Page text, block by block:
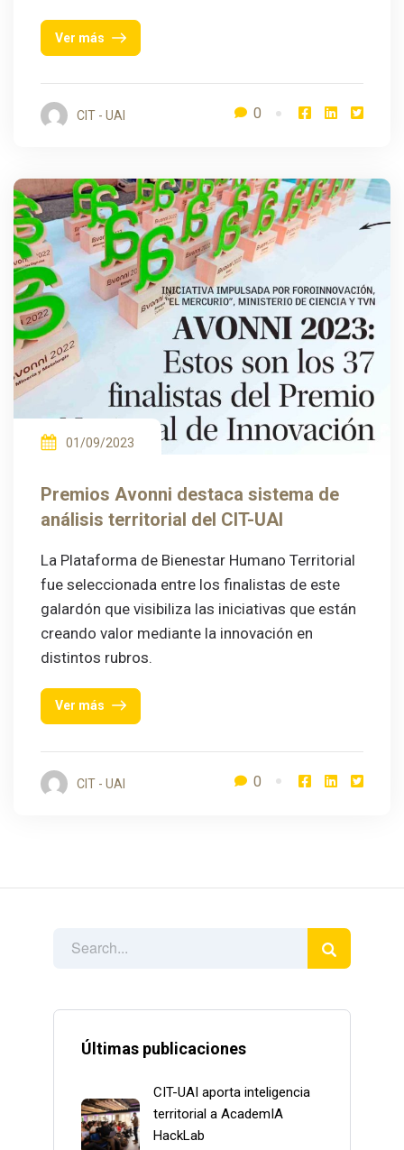
Últimas publicaciones
CIT-UAI aporta inteligencia
territorial a AcademIA
HackLab
Ver más
CIT - UAI 0
01/09/2023
Premios Avonni destaca sistema de
análisis territorial del CIT-UAI
La Plataforma de Bienestar Humano Territorial
fue seleccionada entre los finalistas de este
galardón que visibiliza las iniciativas que están
creando valor mediante la innovación en
distintos rubros.
Ver más
CIT - UAI 0